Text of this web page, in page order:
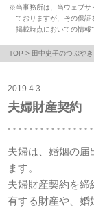
※当事務所は、当ウェブサ
ておりますが、その保証
掲載時点においての情報
TOP > 田中史子のつぶや
2019.4.3
夫婦財産契約
夫婦は、婚姻の届
ます。
夫婦財産契約を締
有する財産や、婚